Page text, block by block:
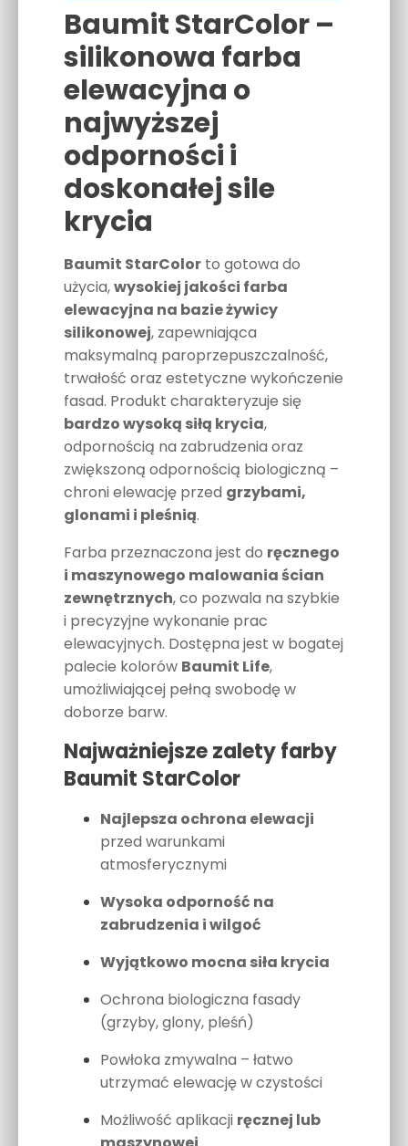
Baumit StarColor –
silikonowa farba
elewacyjna o
najwyższej
odporności i
doskonałej sile
krycia
Baumit StarColor to gotowa do
użycia,wysokiej jakości farba
elewacyjna na bazie żywicy
silikonowej, zapewniająca
maksymalną paroprzepuszczalność,
trwałość oraz estetyczne wykończenie
fasad. Produkt charakteryzuje się
bardzo wysoką siłą krycia,
odpornością na zabrudzenia oraz
zwiększoną odpornością biologiczną –
chroni elewację przed grzybami,
glonami i pleśnią.
Farba przeznaczona jest do ręcznego
i maszynowego malowania ścian
zewnętrznych, co pozwala na szybkie
i precyzyjne wykonanie prac
elewacyjnych. Dostępna jest w bogatej
palecie kolorów Baumit Life,
umożliwiającej pełną swobodę w
doborze barw.
Najważniejsze zalety farby
Baumit StarColor
Najlepsza ochrona elewacji
przed warunkami
atmosferycznymi
Wysoka odporność na
zabrudzenia i wilgoć
Wyjątkowo mocna siła krycia
Ochrona biologiczna fasady
(grzyby, glony, pleśń)
Powłoka zmywalna – łatwo
utrzymać elewację w czystości
Możliwość aplikacji ręcznej lub